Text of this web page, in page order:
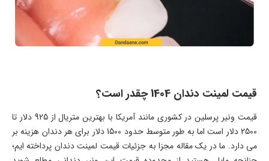
قیمت لمینت دندان 1404 چقدر است؟
قیمت ونیر پرسلین در کشوری مانند آمریکا با بهترین متریال از 925 دلار تا
2500 دلار است اما به طور متوسط حدود 1500 دلار برای هر دندان هزینه بر
می دارد. ما در یک مقاله مجزا به جزئیات قیمت لمینت دندان پرداخته ایم؛